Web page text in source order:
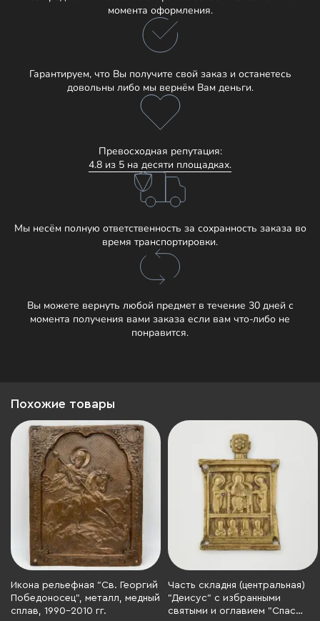
момента оформления.
Гарантируем, что Вы получите свой заказ и останетесь
довольны либо мы вернём Вам деньги.
Превосходная репутация:
4.8 из 5 на десяти площадках.
Мы несём полную ответственность за сохранность заказа во
время транспортировки.
Вы можете вернуть любой предмет в течение 30 дней с
момента получения вами заказа если вам что-либо не
понравится.
Похожие товары
Икона рельефная "Св. Георгий
Победоносец", металл, медный
сплав, 1990-2010 гг.
Часть складня (центральная)
"Деисус" с избранными
святыми и оглавием "Спас